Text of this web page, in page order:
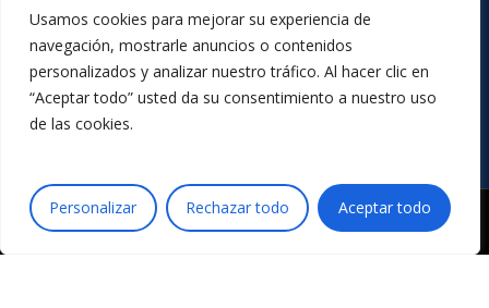
Usamos cookies para mejorar su experiencia de
navegación, mostrarle anuncios o contenidos
personalizados y analizar nuestro tráfico. Al hacer clic en
“Aceptar todo” usted da su consentimiento a nuestro uso
de las cookies.
Personalizar Rechazar todo Aceptar todo
Instagram
YouTube
LinkedIn
Facebook
Twitter
© 2026 Acción por la Música.